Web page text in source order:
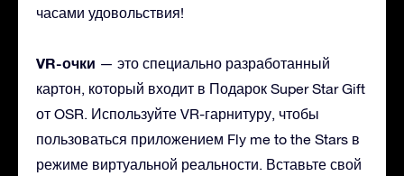
часами удовольствия!
VR-очки — это специально разработанный
картон, который входит в Подарок Super Star Gift
от OSR. Используйте VR-гарнитуру, чтобы
пользоваться приложением Fly me to the Stars в
режиме виртуальной реальности. Вставьте свой